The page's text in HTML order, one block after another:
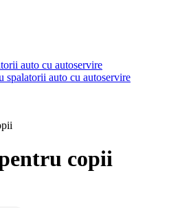
auto cu autoservire
spalatorii auto cu autoservire
copii